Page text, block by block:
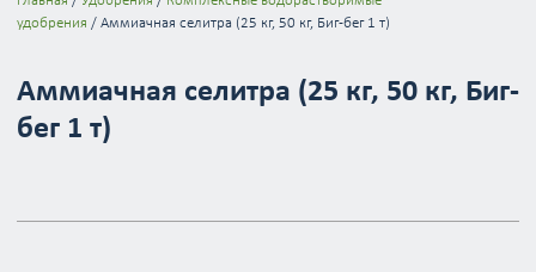
удобрения / Аммиачная селитра (25 кг, 50 кг, Биг-бег 1 т)
Аммиачная селитра (25 кг, 50 кг, Биг-
бег 1 т)